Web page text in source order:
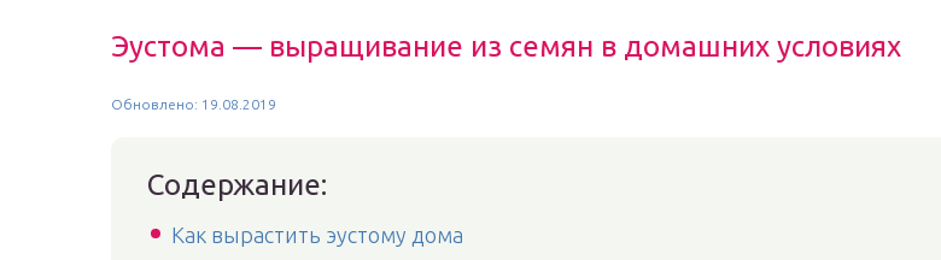
Эустома — выращивание из семян в домашних условиях
Обновлено: 19.08.2019
Содержание:
Как вырастить эустому дома